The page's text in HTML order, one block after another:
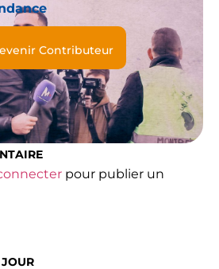
Contributeur
pour publier un